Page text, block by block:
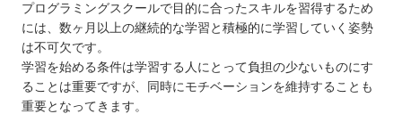
プログラミングスクールで目的に合ったスキルを習得するため
には、数ヶ月以上の継続的な学習と積極的に学習していく姿勢
は不可欠です。
学習を始める条件は学習する人にとって負担の少ないものにす
ることは重要ですが、同時にモチベーションを維持することも
重要となってきます。